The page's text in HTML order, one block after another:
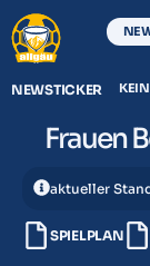
NEWSTICKER
Frauen
aktueller
SPIELPLAN